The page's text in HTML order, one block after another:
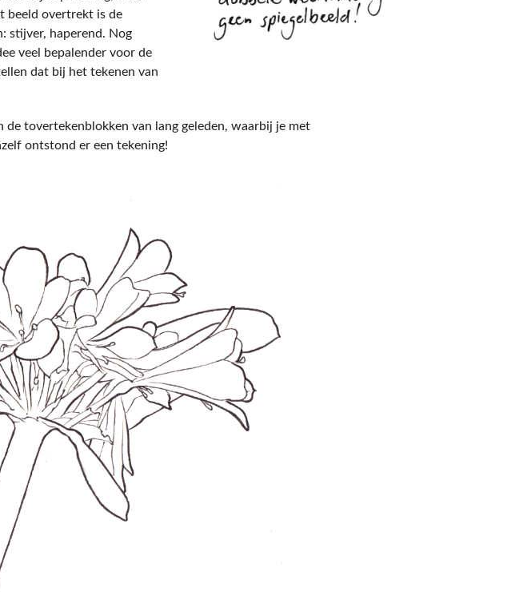
beeld overtrekt is de
stijver, haperend. Nog
veel bepalender voor de
dat bij het tekenen van
tovertekenblokken van lang geleden, waarbij je met
ontstond er een tekening!